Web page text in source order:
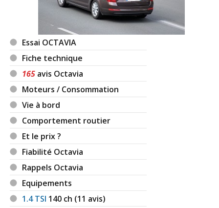
Essai OCTAVIA
Fiche technique
165 avis Octavia
Moteurs / Consommation
Vie à bord
Comportement routier
Et le prix ?
Fiabilité Octavia
Rappels Octavia
Equipements
1.4 TSI 140 ch (11 avis)